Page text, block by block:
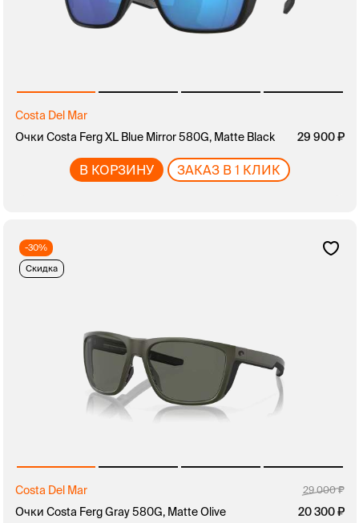
Costa Del Mar
Очки Costa Ferg XL Blue Mirror 580G, Matte Black
29 900
В КОРЗИНУ ЗАКАЗ В 1 КЛИК
-30%
Скидка
Costa Del Mar 29 000
Очки Costa Ferg Gray 580G, Matte Olive 20 300